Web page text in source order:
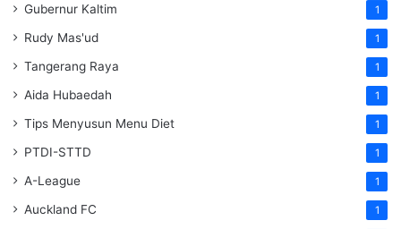
Gubernur Kaltim 1
Rudy Mas'ud 1
Tangerang Raya 1
Aida Hubaedah 1
Tips Menyusun Menu Diet 1
PTDI-STTD 1
A-League 1
Auckland FC 1